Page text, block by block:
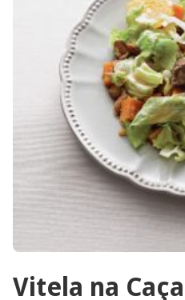
Vitela na